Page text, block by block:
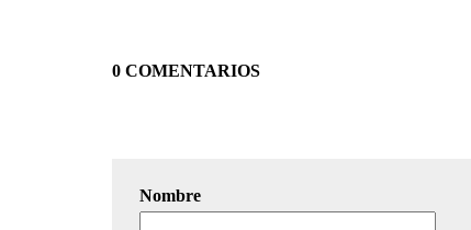
0 COMENTARIOS
Nombre